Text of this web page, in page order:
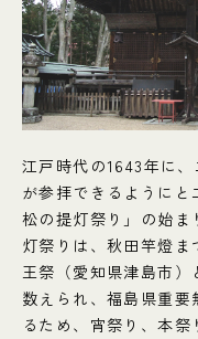
江戸時代の1643年に
が参拝できるように
松の提灯祭り」の始
灯祭りは、秋田竿燈
王祭（愛知県津島市）
数えられ、福島県重
るため、宵祭り、本祭